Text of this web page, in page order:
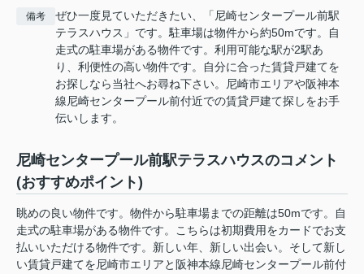
備考
ぜひ一度見ていただきたい、「尼崎センタープール前駅
テラスハウス」です。駐車場は物件から約50mです。自
走式の駐車場がある物件です。利用可能な駅が2駅あ
り、利便性の高い物件です。自分に合った賃貸戸建てを
お探しなら当社へお尋ね下さい。尼崎市エリアや阪神本
線尼崎センタープール前付近での賃貸戸建て探しをお手
伝いします。
尼崎センタープール前駅テラスハウスのコメント
(おすすめポイント)
眺めの良い物件です。物件から駐車場までの距離は50mです。自
走式の駐車場がある物件です。こちらは初期費用をカードでお支
払いいただける物件です。新しい年、新しい出会い。そして新し
い賃貸戸建てを尼崎市エリアと阪神本線尼崎センタープール前付